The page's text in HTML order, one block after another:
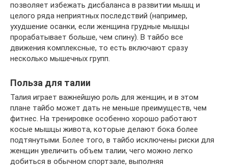
позволяет избежать дисбаланса в развитии мышц и
целого ряда неприятных последствий (например,
ухудшение осанки, если женщина грудные мышцы
прорабатывает больше, чем спину). В тайбо все
движения комплексные, то есть включают сразу
несколько мышечных групп.
Польза для талии
Талия играет важнейшую роль для женщин, и в этом
плане тайбо может дать не меньше преимуществ, чем
фитнеc. На тренировке особенно хорошо работают
косые мышцы живота, которые делают бока более
подтянутыми. Более того, в тайбо исключены риски для
женщин увеличить объем талии, чего можно легко
добиться в обычном спортзале, выполняя